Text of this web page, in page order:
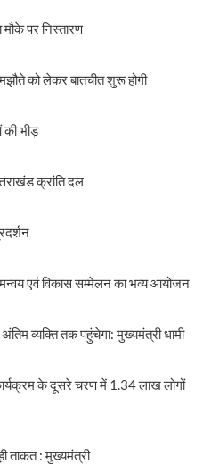
पर निस्तारण
को लेकर बातचीत शुरू होगी
की भीड़
क्रांति दल
एवं विकास सम्मेलन का भव्य आयोजन
व्यक्ति तक पहुंचेगा: मुख्यमंत्री धामी
के दूसरे चरण में 1.34 लाख लोगों
ताकत : मुख्यमंत्री